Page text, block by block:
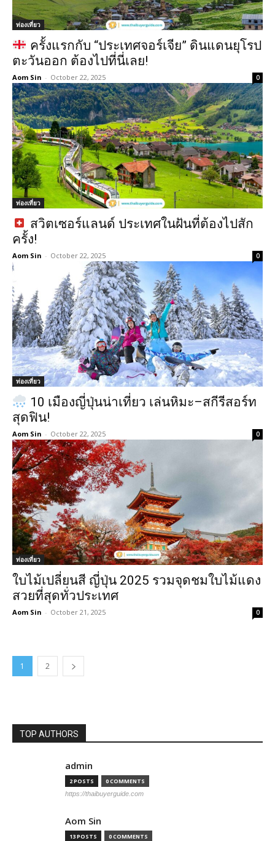
ท่องเที่ยว
ครั้งแรกกับ “ประเทศจอร์เจีย” ดินแดนยุโรป
ตะวันออก ต้องไปที่นี่เลย!
Aom Sin - October 22, 2025 0
ท่องเที่ยว
สวิตเซอร์แลนด์ ประเทศในฝันที่ต้องไปสัก
ครั้ง!
Aom Sin - October 22, 2025 0
ท่องเที่ยว
10 เมืองญี่ปุ่นน่าเที่ยว เล่นหิมะ–สกีรีสอร์ท
สุดฟิน!
Aom Sin - October 22, 2025 0
ท่องเที่ยว
ใบไม้เปลี่ยนสี ญี่ปุ่น 2025 รวมจุดชมใบไม้แดง
สวยที่สุดทั่วประเทศ
Aom Sin - October 21, 2025 0
1 2
TOP AUTHORS
admin
2 POSTS 0 COMMENTS
https://thaibuyerguide.com
Aom Sin
13 POSTS 0 COMMENTS